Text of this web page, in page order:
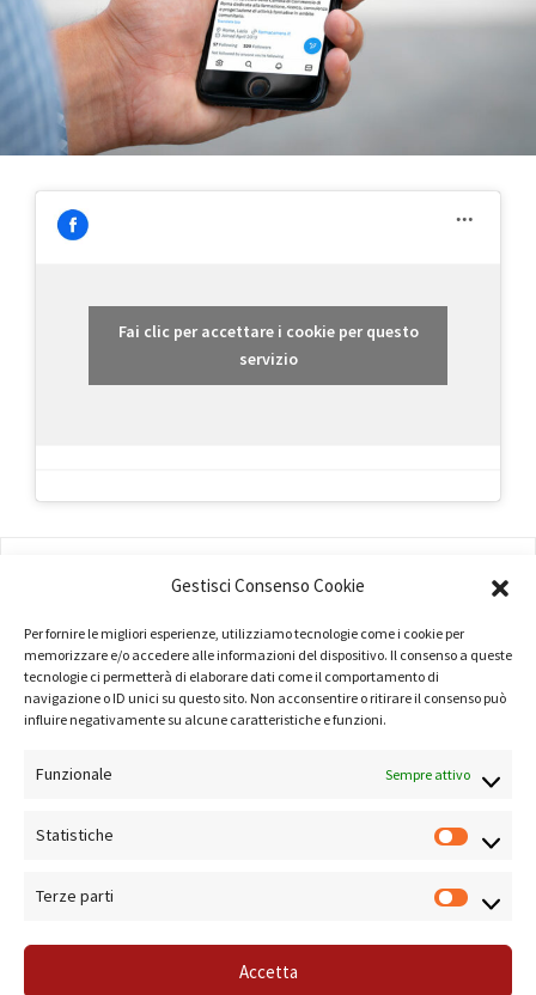
Gestisci Consenso Cookie
Per fornire le migliori esperienze, utilizziamo tecnologie come i cookie per
memorizzare e/o accedere alle informazioni del dispositivo. Il consenso a queste
tecnologie ci permetterà di elaborare dati come il comportamento di
navigazione o ID unici su questo sito. Non acconsentire o ritirare il consenso può
influire negativamente su alcune caratteristiche e funzioni.
Funzionale Sempre attivo
Statistiche
Terze parti
Accetta
Fai clic per accettare i cookie per questo
servizio
TERMINI E CONDIZIONI
PRIVACY POLICY